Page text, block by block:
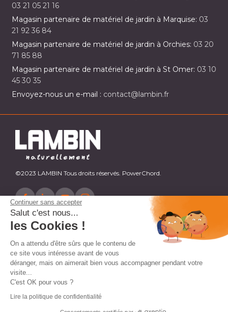
Continuer sans accepter
Salut c'est nous...
les Cookies !
On a attendu d'être sûrs que le contenu de
ce site vous intéresse avant de vous
déranger, mais on aimerait bien vous accompagner pendant votre
visite...
C'est OK pour vous ?
Lire la politique de confidentialité
03 21 05 21 16
Magasin partenaire de matériel de jardin à Marquise: 03
21 92 36 84
Magasin partenaire de matériel de jardin à Orchies: 03 20
71 85 88
Magasin partenaire de matériel de jardin à St Omer: 03 10
45 30 35
Envoyez-nous un e-mail : contact@lambin.fr
©2023 LAMBIN Tous droits réservés. PowerChord.